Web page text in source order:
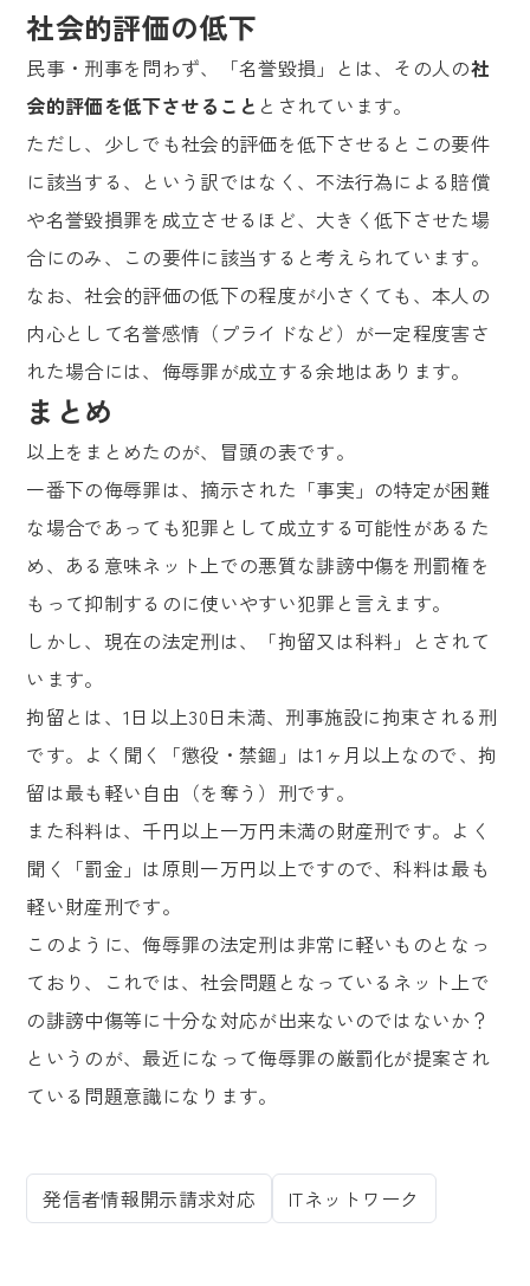
社会的評価の低下
民事・刑事を問わず、「名誉毀損」とは、その人の社
会的評価を低下させること とされています。
ただし、少しでも社会的評価を低下させるとこの要件
に該当する、という訳ではなく、不法行為による賠償
や名誉毀損罪を成立させるほど、大きく低下させた場
合にのみ、この要件に該当すると考えられています。
なお、社会的評価の低下の程度が小さくても、本人の
内心として名誉感情（プライドなど）が一定程度害さ
れた場合には、侮辱罪が成立する余地はあります。
まとめ
以上をまとめたのが、冒頭の表です。
一番下の侮辱罪は、摘示された「事実」の特定が困難
な場合であっても犯罪として成立する可能性があるた
め、ある意味ネット上での悪質な誹謗中傷を刑罰権を
もって抑制するのに使いやすい犯罪と言えます。
しかし、現在の法定刑は、「拘留又は科料」とされて
います。
拘留とは、1日以上30日未満、刑事施設に拘束される刑
です。よく聞く「懲役・禁錮」は1ヶ月以上なので、拘
留は最も軽い自由（を奪う）刑です。
また科料は、千円以上一万円未満の財産刑です。よく
聞く「罰金」は原則一万円以上ですので、科料は最も
軽い財産刑です。
このように、侮辱罪の法定刑は非常に軽いものとなっ
ており、これでは、社会問題となっているネット上で
の誹謗中傷等に十分な対応が出来ないのではないか？
というのが、最近になって侮辱罪の厳罰化が提案され
ている問題意識になります。
発信者情報開示請求対応 ITネットワーク